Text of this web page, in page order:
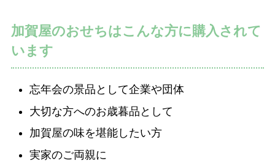
加賀屋のおせちはこんな方に購入されて
います
忘年会の景品として企業や団体
大切な方へのお歳暮品として
加賀屋の味を堪能したい方
実家のご両親に